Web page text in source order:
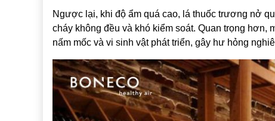
Ngược lại, khi độ ẩm quá cao, lá thuốc trương nở
cháy không đều và khó kiểm soát. Quan trọng
nấm mốc và vi sinh vật phát triển, gây hư hỏng